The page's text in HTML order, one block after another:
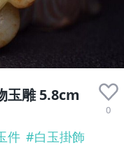
玉雕 5.8cm
0
件 #白玉掛飾